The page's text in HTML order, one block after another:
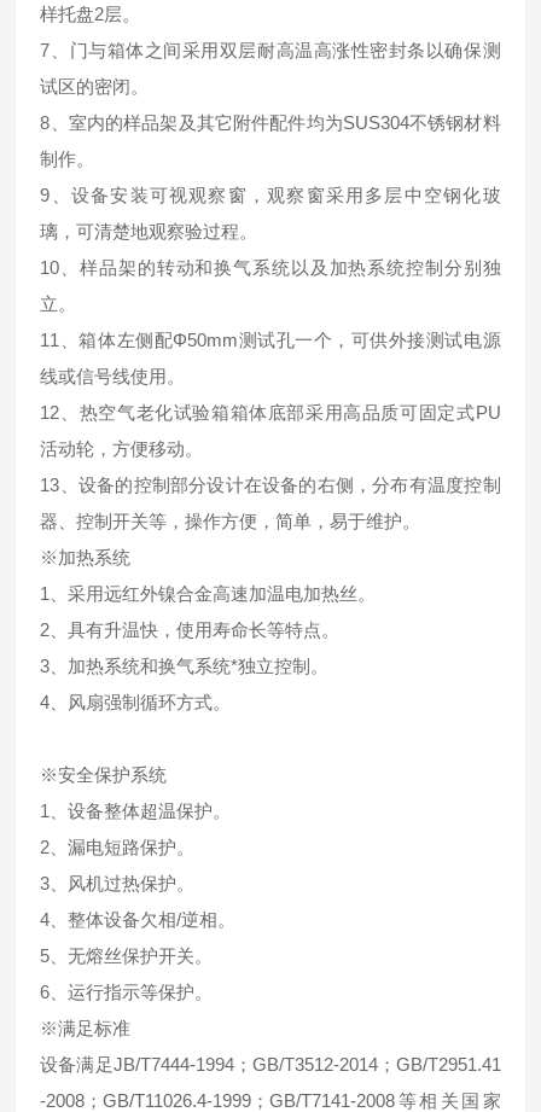
样托盘2层。
7、门与箱体之间采用双层耐高温高涨性密封条以确保测
试区的密闭。
8、室内的样品架及其它附件配件均为SUS304不锈钢材料
制作。
9、设备安装可视观察窗，观察窗采用多层中空钢化玻
璃，可清楚地观察验过程。
10、样品架的转动和换气系统以及加热系统控制分别独
立。
11、箱体左侧配Φ50mm测试孔一个，可供外接测试电源
线或信号线使用。
12、热空气老化试验箱箱体底部采用高品质可固定式PU
活动轮，方便移动。
13、设备的控制部分设计在设备的右侧，分布有温度控制
器、控制开关等，操作方便，简单，易于维护。
※加热系统
1、采用远红外镍合金高速加温电加热丝。
2、具有升温快，使用寿命长等特点。
3、加热系统和换气系统*独立控制。
4、风扇强制循环方式。
※安全保护系统
1、设备整体超温保护。
2、漏电短路保护。
3、风机过热保护。
4、整体设备欠相/逆相。
5、无熔丝保护开关。
6、运行指示等保护。
※满足标准
设备满足JB/T7444-1994；GB/T3512-2014；GB/T2951.41
-2008；GB/T11026.4-1999；GB/T7141-2008等相关国家